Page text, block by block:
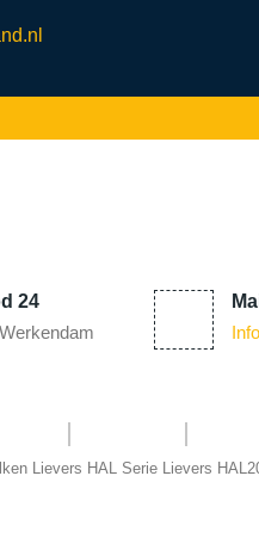
24
Lievers HAL Serie Lievers